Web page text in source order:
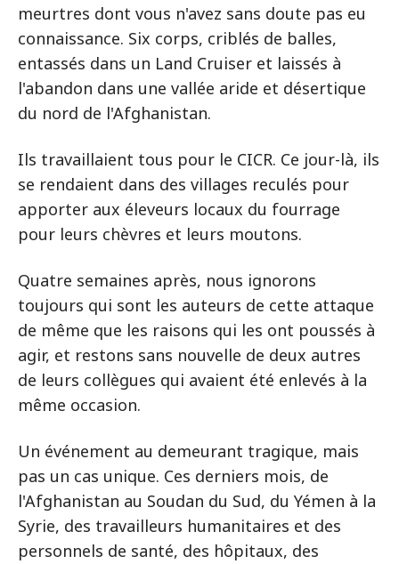
meurtres dont vous n'avez sans doute pas eu
connaissance. Six corps, criblés de balles,
entassés dans un Land Cruiser et laissés à
l'abandon dans une vallée aride et désertique
du nord de l'Afghanistan.
Ils travaillaient tous pour le CICR. Ce jour-là, ils
se rendaient dans des villages reculés pour
apporter aux éleveurs locaux du fourrage
pour leurs chèvres et leurs moutons.
Quatre semaines après, nous ignorons
toujours qui sont les auteurs de cette attaque
de même que les raisons qui les ont poussés à
agir, et restons sans nouvelle de deux autres
de leurs collègues qui avaient été enlevés à la
même occasion.
Un événement au demeurant tragique, mais
pas un cas unique. Ces derniers mois, de
l'Afghanistan au Soudan du Sud, du Yémen à la
Syrie, des travailleurs humanitaires et des
personnels de santé, des hôpitaux, des